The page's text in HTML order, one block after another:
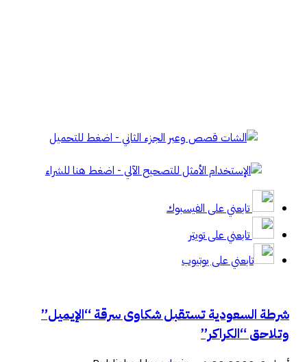
تابعني على الفيسبوك
تابعني على تويتر
تابعني على يوتيوب
شرطة السعودية تستقبل شكاوى سرقة “الإيميل”
وتلاحق “الكراكر”